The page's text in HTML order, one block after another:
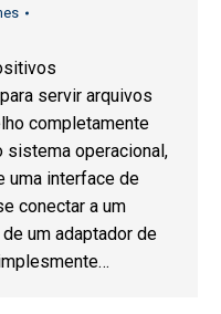
servir arquivos
completamente
sistema operacional,
uma interface de
conectar a um
um adaptador de